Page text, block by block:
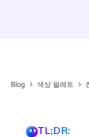
Blog 색상 팔레트
TL;DR: